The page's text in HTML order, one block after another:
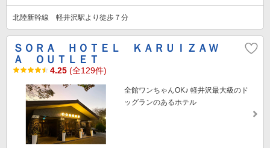
北陸新幹線 軽井沢駅より徒歩７分
ＳＯＲＡ ＨＯＴＥＬ ＫＡＲＵＩＺＡＷ
Ａ ＯＵＴＬＥＴ
4.25 (全129件)
全館ワンちゃんOK♪ 軽井沢最大級のド
ッグランのあるホテル